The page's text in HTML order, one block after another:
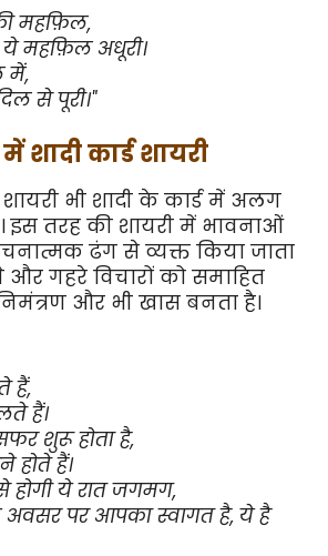
महफ़िल,
महफ़िल अधूरी।
में,
से पूरी।"
शादी कार्ड शायरी
भी शादी के कार्ड में अलग
इस तरह की शायरी में भावनाओं
ढंग से व्यक्त किया जाता
और गहरे विचारों को समाहित
और भी खास बनता है।
हैं,
हैं।
शुरू होता है,
होते हैं।
होगी ये रात जगमग,
अवसर पर आपका स्वागत है, ये है